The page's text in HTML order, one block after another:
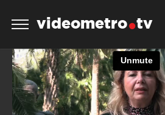
videometro tv